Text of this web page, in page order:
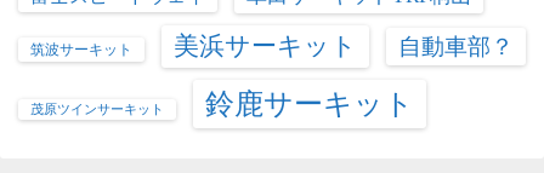
筑波サーキット 美浜サーキット 自動車部？
茂原ツインサーキット 鈴鹿サーキット